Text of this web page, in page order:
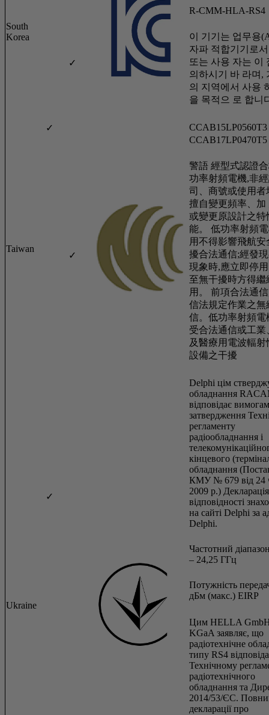
South
Korea
✓
R-CMM-HLA-RS4
이 기기는 업무용
자파 적합기기로
또는 사용 자는 이
의하시기 바 라며,
의 지역에서 사용
을 목적으 로 합니
Taiwan
✓ CCAB15LP0560T3
✓
CCAB17LP0470T5
警語 經型式認證
功率射頻電機,非
司、商號或使用者
擅自變更頻率、加
或變更原設計之特
能。 低功率射頻
用不得影響飛航安
擾合法通信;經發
現象時,應立即停
至無干擾時方得繼
用。 前項合法通
信法規定作業之無
信。低功率射頻電
受合法通信或工業
及醫療用電波輻射
設備之干擾
Ukraine
✓
Delphi цім
обладнання
відповідає
затвердження
регламенту
радіообладнання і
кінцевого
обладнання
КМУ № 679 від 24
2009 р.) Декларація
відповідності
на сайті Delphi за
Delphi.
Частотний
– 24,25 ГГц
Потужність
дБм (макс.) EIRP
Цим HELLA
KGaA заявляє, що
радіотехнічне
типу RS4
Технічному
радіотехнічного
обладнання та
2014/53/ЄС.
декларації про